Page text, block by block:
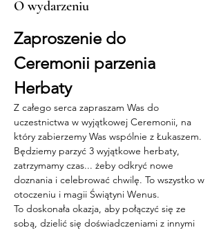
O wydarzeniu
Zaproszenie do
Ceremonii parzenia
Herbaty
Z całego serca zapraszam Was do
uczestnictwa w wyjątkowej Ceremonii, na
który zabierzemy Was wspólnie z Łukaszem.
Będziemy parzyć 3 wyjątkowe herbaty,
zatrzymamy czas... żeby odkryć nowe
doznania i celebrować chwilę. To wszystko w
otoczeniu i magii Świątyni Wenus.
To doskonała okazja, aby połączyć się ze
sobą, dzielić się doświadczeniami z innymi